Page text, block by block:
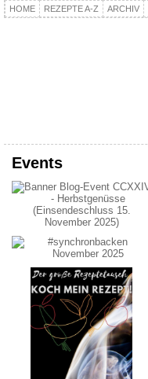
HOME REZEPTE A-Z ARCHIV
Events